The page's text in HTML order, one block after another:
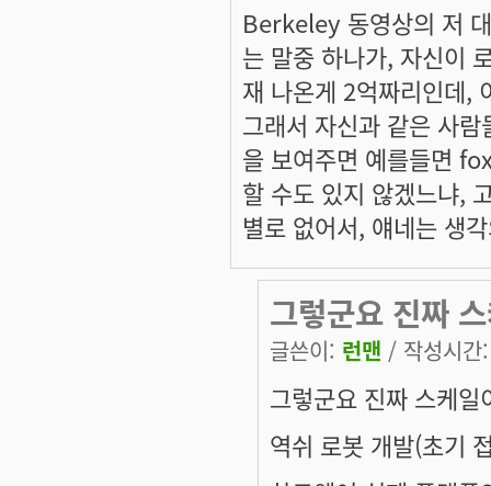
Berkeley 동영상의 저
는 말중 하나가, 자신이
재 나온게 2억짜리인데,
그래서 자신과 같은 사
을 보여주면 예를들면
할 수도 있지 않겠느냐,
별로 없어서, 얘네는 생
그렇군요 진짜
글쓴이: 런맨 / 작성시
그렇군요 진짜 스케
역쉬 로봇 개발(초기